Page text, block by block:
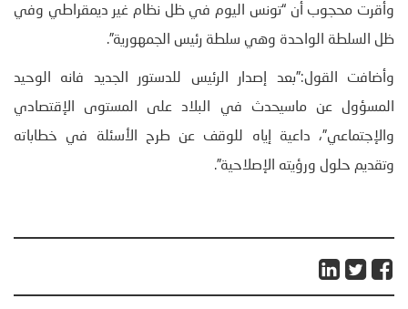
وأقرت محجوب أن “تونس اليوم في ظل نظام غير ديمقراطي وفي
ظل السلطة الواحدة وهي سلطة رئيس الجمهورية”.
وأضافت القول:”بعد إصدار الرئيس للدستور الجديد فانه الوحيد
المسؤول عن ماسيحدث في البلاد على المستوى الإقتصادي
والإجتماعي”، داعية إياه للوقف عن طرح الأسئلة في خطاباته
وتقديم حلول ورؤيته الإصلاحية”.